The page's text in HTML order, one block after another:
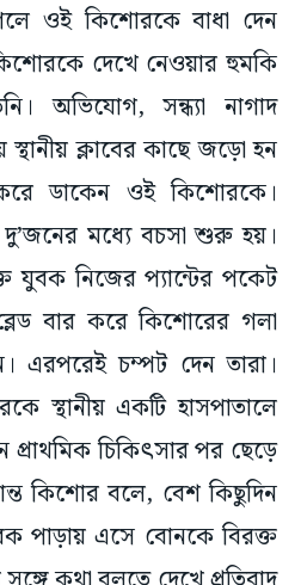
ওই কিশোরকে বাধা দেন
দেখে নেওয়ার হুমকি
অভিযোগ, সন্ধ্যা নাগাদ
ক্লাবের কাছে জড়ো হন
ডাকেন ওই কিশোরকে।
মধ্যে বচসা শুরু হয়।
নিজের প্যান্টের পকেট
বার করে কিশোরের গলা
এরপরেই চম্পট দেন তারা।
স্থানীয় একটি হাসপাতালে
প্রাথমিক চিকিৎসার পর ছেড়ে
কিশোর বলে, বেশ কিছুদিন
পাড়ায় এসে বোনকে বিরক্ত